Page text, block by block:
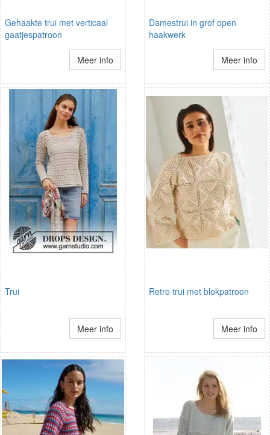
Gehaakte trui met verticaal
gaatjespatroon
Meer info
Damestrui in grof open
haakwerk
Meer info
Trui
Meer info
Retro trui met blokpatroon
Meer info